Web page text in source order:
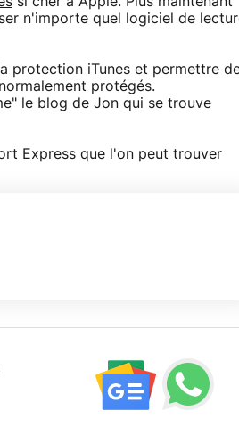
n'importe quel logiciel de
protection iTunes et permettre
protégés.
le blog de Jon qui se trouve
Express que l'on peut trouver